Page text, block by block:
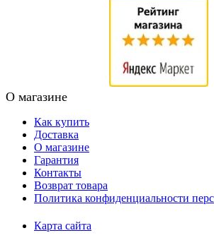
О магазине
Как купить
Доставка
О магазине
Гарантия
Контакты
Возврат товара
Политика конфиденциальности
Карта сайта